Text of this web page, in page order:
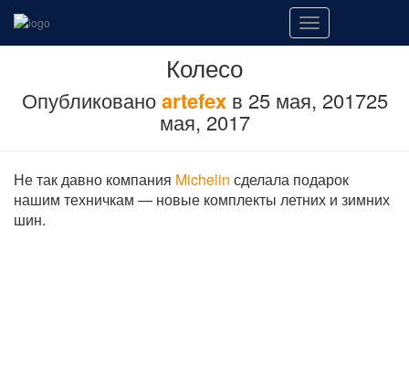
Переключить
Колесо
Опубликованоartefexв 25 мая, 201725
мая, 2017
Не так давно компания Michelin сделала подарок
нашим техничкам — новые комплекты летних и зимних
шин.